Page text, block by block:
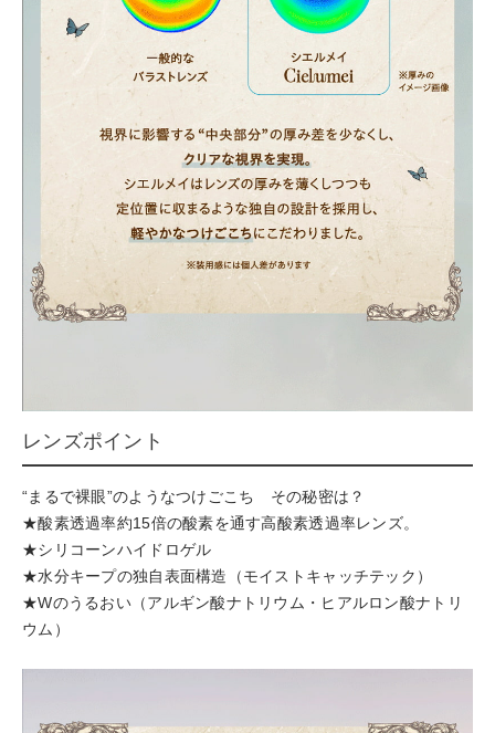
レンズポイント
“まるで裸眼”のようなつけごこち その秘密は？
★酸素透過率約15倍の酸素を通す高酸素透過率レンズ。
★シリコーンハイドロゲル
★水分キープの独自表面構造（モイストキャッチテック）
★Wのうるおい（アルギン酸ナトリウム・ヒアルロン酸ナトリ
ウム）